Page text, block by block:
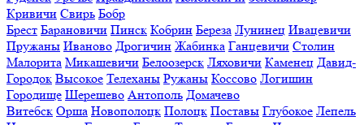
Кривичи Свирь Бобр
Брест Барановичи Пинск Кобрин Береза Лунинец Ивацевичи
Пружаны Иваново Дрогичин Жабинка Ганцевичи Столин
Малорита Микашевичи Белоозерск Ляховичи Каменец Давид-
Городок Высокое Телеханы Ружаны Коссово Логишин
Городище Шерешево Антополь Домачево
Витебск Орша Новополоцк Полоцк Поставы Глубокое Лепель